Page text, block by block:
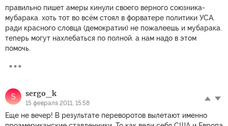
правильно пишет амеры кинули своего верного союзника-
мубарака. хоть тот во всём стоял в форватере политики УСА.
ради красного словца (демократии) не пожалеешь и мубарака.
теперь могут нахлебаться по полной. а нам надо в этом
помочь.
S sergo_k
15 февраля 2011, 15:58
Еще не вечер! В результате переворотов вылетают именно